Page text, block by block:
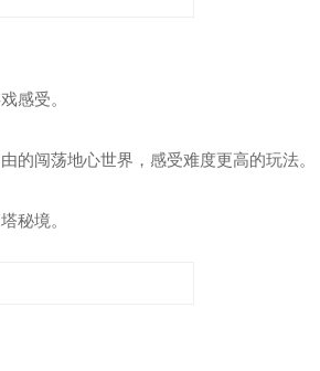
感受。
的闯荡地心世界，感受难度更高的玩法。
秘境。